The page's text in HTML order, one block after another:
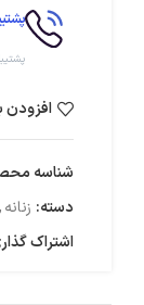
افزودن
شناسه
دسته: زنانه,
اشتراک